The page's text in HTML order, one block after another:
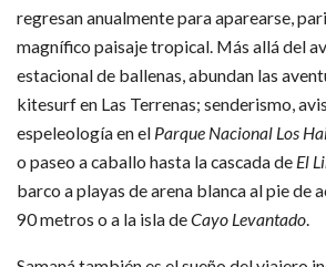
regresan anualmente para aparearse,
magnífico paisaje tropical. Más allá del
estacional de ballenas, abundan las
kitesurf en Las Terrenas; senderismo,
espeleología en el Parque Nacional Los
o paseo a caballo hasta la cascada de El
barco a playas de arena blanca al pie de
90 metros o a la isla deCayo Levantado